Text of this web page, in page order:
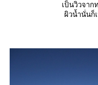
เป็นวิวจาก
ผิวน้ำนั่นก็